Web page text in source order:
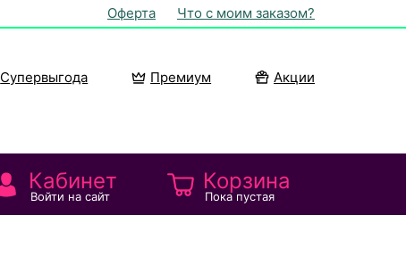
Оферта Что с моим заказом?
Супервыгода Премиум
Акции
Кабинет
Войти на сайт
Корзина
Пока пустая